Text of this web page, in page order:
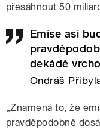
přesáhnout 50
Emise asi
dekádě
Ondráš
„Znamená to, že
pravděpodobně